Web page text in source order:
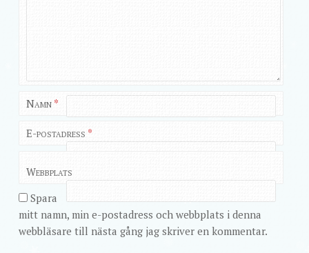
Namn *
E-postadress *
Webbplats
Spara
mitt namn, min e-postadress och webbplats i denna
webbläsare till nästa gång jag skriver en kommentar.